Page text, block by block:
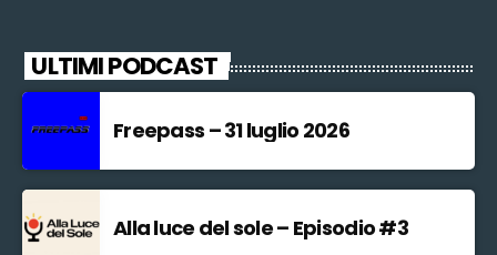
ULTIMI PODCAST
Freepass – 31 luglio 2026
Alla luce del sole – Episodio #3